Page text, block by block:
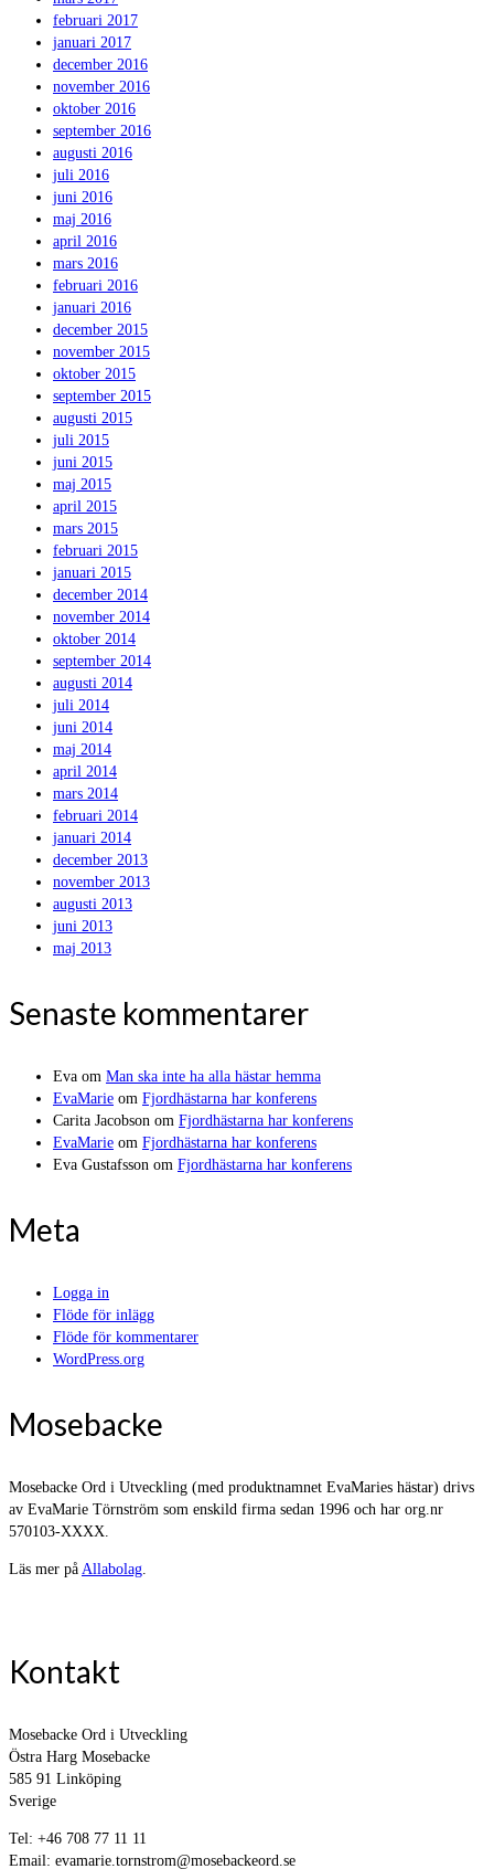
februari 2017
januari 2017
december 2016
november 2016
oktober 2016
september 2016
augusti 2016
juli 2016
juni 2016
maj 2016
april 2016
mars 2016
februari 2016
januari 2016
december 2015
november 2015
oktober 2015
september 2015
augusti 2015
juli 2015
juni 2015
maj 2015
april 2015
mars 2015
februari 2015
januari 2015
december 2014
november 2014
oktober 2014
september 2014
augusti 2014
juli 2014
juni 2014
maj 2014
april 2014
mars 2014
februari 2014
januari 2014
december 2013
november 2013
augusti 2013
juni 2013
maj 2013
Senaste kommentarer
Eva om Man ska inte ha alla hästar hemma
EvaMarie om Fjordhästarna har konferens
Carita Jacobson om Fjordhästarna har konferens
EvaMarie om Fjordhästarna har konferens
Eva Gustafsson om Fjordhästarna har konferens
Meta
Logga in
Flöde för inlägg
Flöde för kommentarer
WordPress.org
Mosebacke
Mosebacke Ord i Utveckling (med produktnamnet EvaMaries hästar) drivs
av EvaMarie Törnström som enskild firma sedan 1996 och har org.nr
570103-XXXX.
Läs mer på Allabolag.
Kontakt
Mosebacke Ord i Utveckling
Östra Harg Mosebacke
585 91 Linköping
Sverige
Tel: +46 708 77 11 11
Email: evamarie.tornstrom@mosebackeord.se